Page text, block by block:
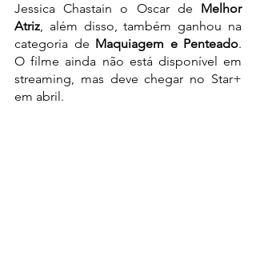
Jessica Chastain o Oscar de Melhor
Atriz, além disso, também ganhou na
categoria de Maquiagem e Penteado.
O filme ainda não está disponível em
streaming, mas deve chegar no Star+
em abril.